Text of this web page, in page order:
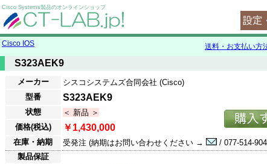
Cisco Systems製品のオンラインショップ
Cisco IOS 送料・お支払い方
S323AEK9
メーカー
シスコシステムズ合同会社 (Cisco)
型番
S323AEK9
状態
＜ 新品 ＞
価格(税込)
￥1,430,000
在庫・納期 受発注 (納期はお問い合わせください →
/ 077-514-
製品保証